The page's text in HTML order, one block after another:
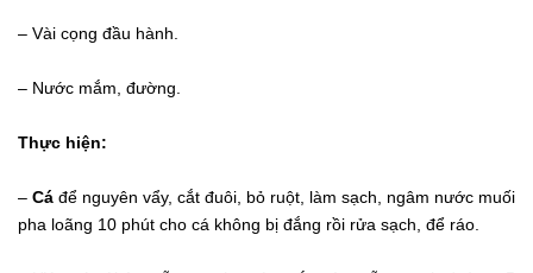
– Vài cọng đầu hành.
– Nước mắm, đường.
Thực hiện:
– Cá để nguyên vẩy, cắt đuôi, bỏ ruột, làm sạch, ngâm nước muối
pha loãng 10 phút cho cá không bị đắng rồi rửa sạch, để ráo.